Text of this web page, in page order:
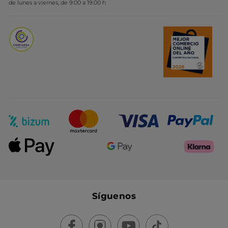
de lunes a viernes, de 9:00 a 19:00 h
Síguenos